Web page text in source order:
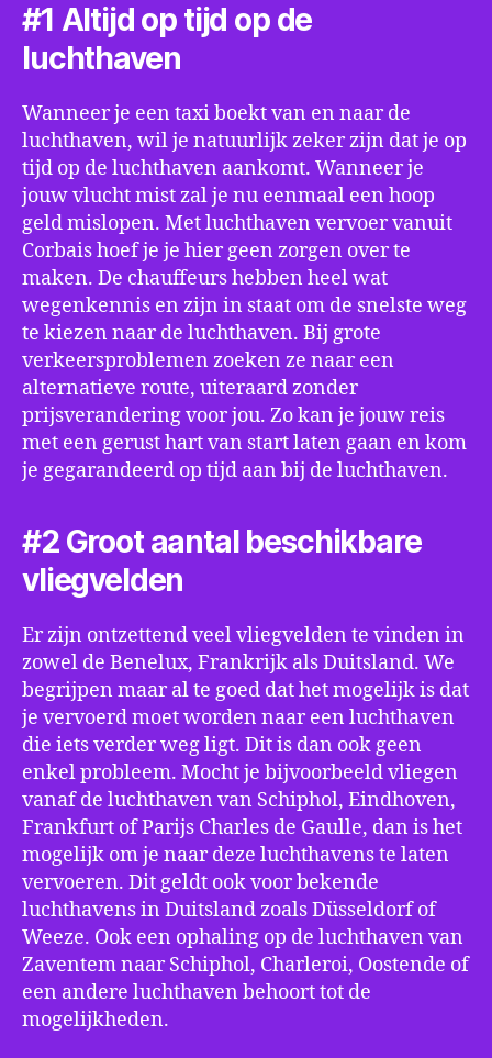
#1 Altijd op tijd op de
luchthaven
Wanneer je een taxi boekt van en naar de
luchthaven, wil je natuurlijk zeker zijn dat je op
tijd op de luchthaven aankomt. Wanneer je
jouw vlucht mist zal je nu eenmaal een hoop
geld mislopen. Met luchthaven vervoer vanuit
Corbais hoef je je hier geen zorgen over te
maken. De chauffeurs hebben heel wat
wegenkennis en zijn in staat om de snelste weg
te kiezen naar de luchthaven. Bij grote
verkeersproblemen zoeken ze naar een
alternatieve route, uiteraard zonder
prijsverandering voor jou. Zo kan je jouw reis
met een gerust hart van start laten gaan en kom
je gegarandeerd op tijd aan bij de luchthaven.
#2 Groot aantal beschikbare
vliegvelden
Er zijn ontzettend veel vliegvelden te vinden in
zowel de Benelux, Frankrijk als Duitsland. We
begrijpen maar al te goed dat het mogelijk is dat
je vervoerd moet worden naar een luchthaven
die iets verder weg ligt. Dit is dan ook geen
enkel probleem. Mocht je bijvoorbeeld vliegen
vanaf de luchthaven van Schiphol, Eindhoven,
Frankfurt of Parijs Charles de Gaulle, dan is het
mogelijk om je naar deze luchthavens te laten
vervoeren. Dit geldt ook voor bekende
luchthavens in Duitsland zoals Düsseldorf of
Weeze. Ook een ophaling op de luchthaven van
Zaventem naar Schiphol, Charleroi, Oostende of
een andere luchthaven behoort tot de
mogelijkheden.